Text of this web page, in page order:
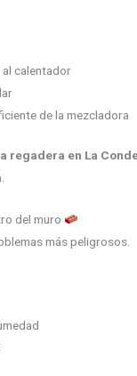
al calentador
de la mezcladora
regadera en La
del muro
más peligrosos.